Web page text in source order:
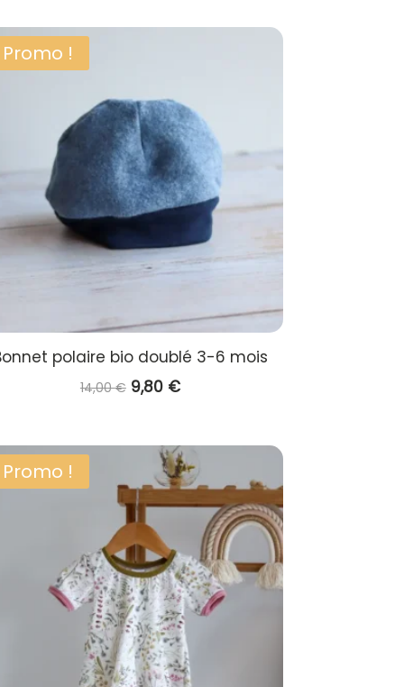
initial
actuel
Promo !
polaire bio doublé 3-6 mois
14,00€ Le
était :
14,00 €.
9,80 €Le
est :
9,80 €.
Promo !